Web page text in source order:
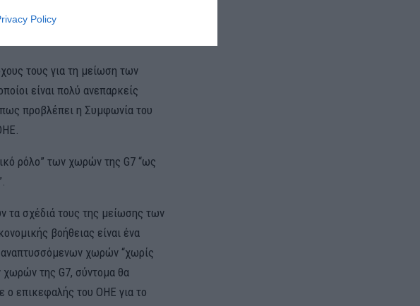
Policy
και των μεγάλων αναδυόμενων
τους για τη μείωση των
είναι πολύ ανεπαρκείς
προβλέπει η Συμφωνία του
ρόλο” των χωρών της G7 “ως
τα σχέδιά τους της μείωσης των
βοήθειας είναι ένα
αναπτυσσόμενων χωρών “χωρίς
χωρών της G7, σύντομα θα
ο επικεφαλής του ΟΗΕ για το